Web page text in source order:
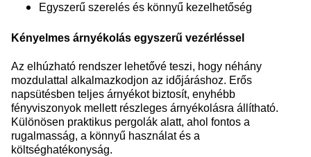
Egyszerű szerelés és könnyű kezelhetőség
Kényelmes árnyékolás egyszerű vezérléssel
Az elhúzható rendszer lehetővé teszi, hogy néhány
mozdulattal alkalmazkodjon az időjáráshoz. Erős
napsütésben teljes árnyékot biztosít, enyhébb
fényviszonyok mellett részleges árnyékolásra állítható.
Különösen praktikus pergolák alatt, ahol fontos a
rugalmasság, a könnyű használat és a
költséghatékonyság.